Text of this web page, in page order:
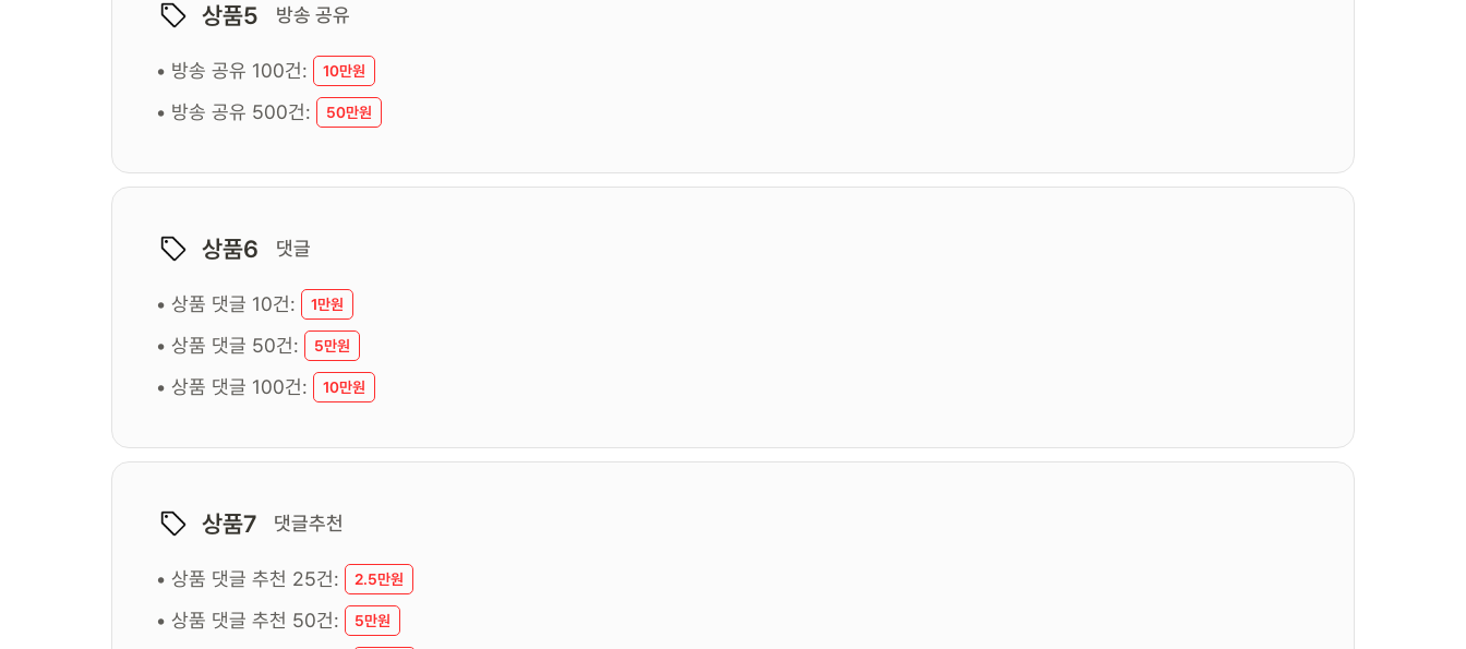
상품5 방송 공유
• 방송 공유 100건: 10만원
• 방송 공유 500건: 50만원
상품6 댓글
• 상품 댓글 10건: 1만원
• 상품 댓글 50건: 5만원
• 상품 댓글 100건: 10만원
상품7 댓글추천
• 상품 댓글 추천 25건: 2.5만원
• 상품 댓글 추천 50건: 5만원